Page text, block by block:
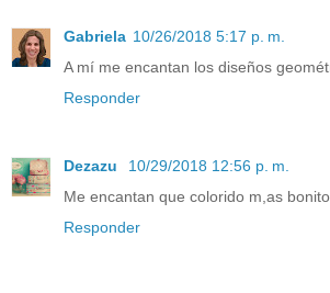
Gabriela 10/26/2018 5:17 p. m.
A mí me encantan los diseños
Responder
Dezazu
10/29/2018 12:56 p. m.
Me encantan que colorido m,as
Responder